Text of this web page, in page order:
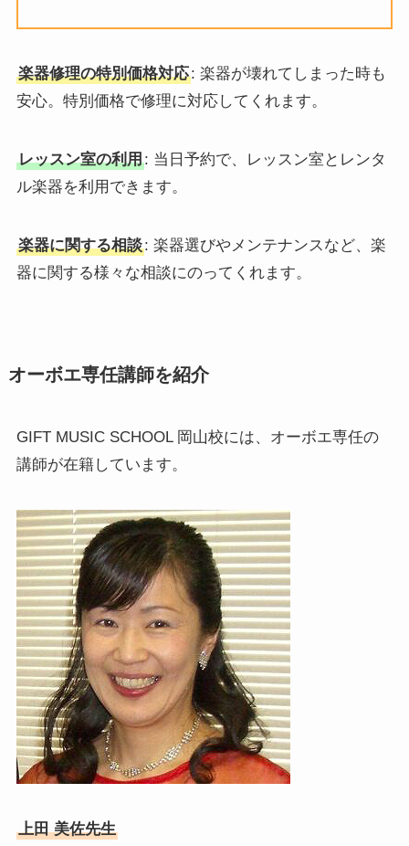
楽器修理の特別価格対応: 楽器が壊れてしまった時も
安心。特別価格で修理に対応してくれます。
レッスン室の利用: 当日予約で、レッスン室とレンタ
ル楽器を利用できます。
楽器に関する相談: 楽器選びやメンテナンスなど、楽
器に関する様々な相談にのってくれます。
オーボエ専任講師を紹介
GIFT MUSIC SCHOOL 岡山校には、オーボエ専任の
講師が在籍しています。
上田 美佐先生